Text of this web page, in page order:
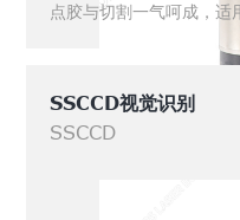
点胶与切割一气呵成，适
SSCCD视觉识别
SSCCD